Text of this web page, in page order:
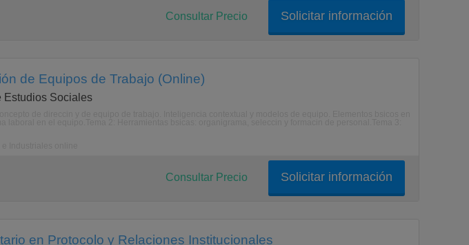
Solicitar información
Consultar Precio
de Equipos de Trabajo (Online)
Estudios Sociales
Solicitar información
Consultar Precio
en Protocolo y Relaciones Institucionales